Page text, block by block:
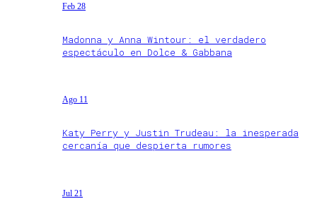
Feb 28
Madonna y Anna Wintour: el verdadero
espectáculo en Dolce & Gabbana
Ago 11
Katy Perry y Justin Trudeau: la inesperada
cercanía que despierta rumores
Jul 21